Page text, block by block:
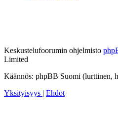
Keskustelufoorumin ohjelmisto
Limited
Käännös: phpBB Suomi (lurttinen,
Yksityisyys | Ehdot